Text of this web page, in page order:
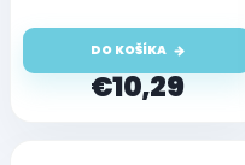
€10,29
DO KOŠÍKA